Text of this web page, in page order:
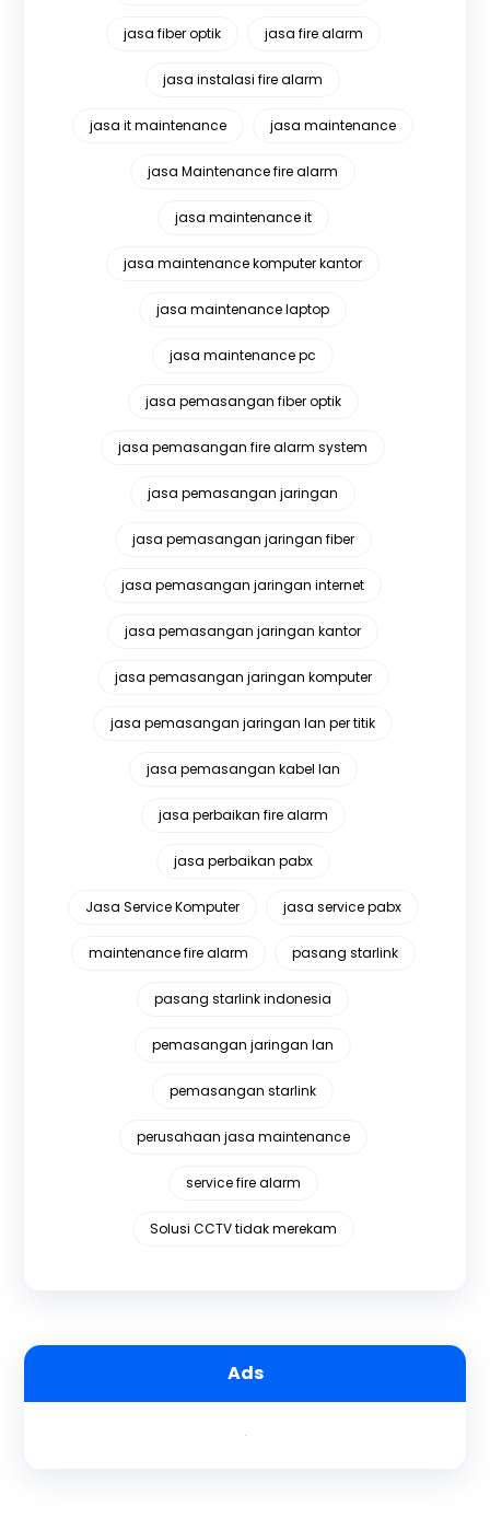
jasa fiber optik jasa fire alarm
jasa instalasi fire alarm
jasa it maintenance jasa maintenance
jasa Maintenance fire alarm
jasa maintenance it
jasa maintenance komputer kantor
jasa maintenance laptop
jasa maintenance pc
jasa pemasangan fiber optik
jasa pemasangan fire alarm system
jasa pemasangan jaringan
jasa pemasangan jaringan fiber
jasa pemasangan jaringan internet
jasa pemasangan jaringan kantor
jasa pemasangan jaringan komputer
jasa pemasangan jaringan lan per titik
jasa pemasangan kabel lan
jasa perbaikan fire alarm
jasa perbaikan pabx
Jasa Service Komputer jasa service pabx
maintenance fire alarm pasang starlink
pasang starlink indonesia
pemasangan jaringan lan
pemasangan starlink
perusahaan jasa maintenance
service fire alarm
Solusi CCTV tidak merekam
Ads